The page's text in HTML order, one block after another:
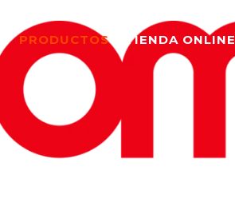
PRODUCTOS TIENDA ONLINE